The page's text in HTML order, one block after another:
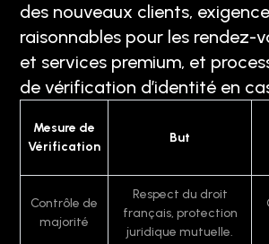
des nouveaux clients,
raisonnables pour les rendez-
et services premium, et
de vérification d’identité en
Mesure de
Vérification
But
Contrôle de
majorité
Respect du droit
français, protection
juridique mutuelle.